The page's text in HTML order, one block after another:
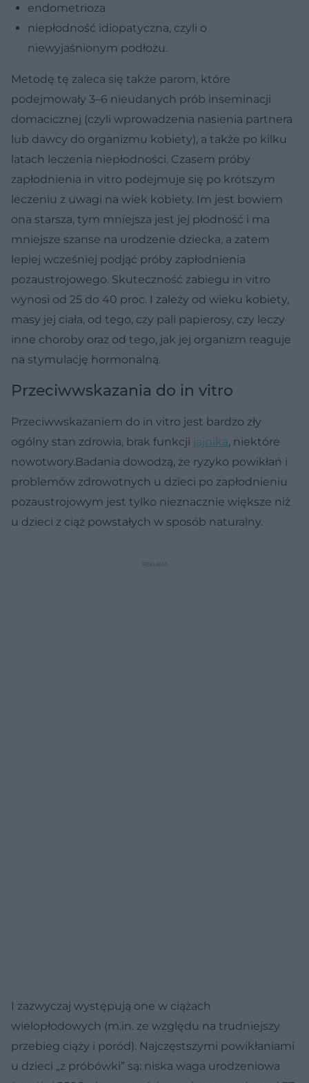
endometrioza
niepłodność idiopatyczna, czyli o
niewyjaśnionym podłożu.
Metodę tę zaleca się także parom, które
podejmowały 3–6 nieudanych prób inseminacji
domacicznej (czyli wprowadzenia nasienia partnera
lub dawcy do organizmu kobiety), a także po kilku
latach leczenia niepłodności. Czasem próby
zapłodnienia in vitro podejmuje się po krótszym
leczeniu z uwagi na wiek kobiety. Im jest bowiem
ona starsza, tym mniejsza jest jej płodność i ma
mniejsze szanse na urodzenie dziecka, a zatem
lepiej wcześniej podjąć próby zapłodnienia
pozaustrojowego. Skuteczność zabiegu in vitro
wynosi od 25 do 40 proc. I zależy od wieku kobiety,
masy jej ciała, od tego, czy pali papierosy, czy leczy
inne choroby oraz od tego, jak jej organizm reaguje
na stymulację hormonalną.
Przeciwwskazania do in vitro
Przeciwwskazaniem do in vitro jest bardzo zły
ogólny stan zdrowia, brak funkcji jajnika, niektóre
nowotwory.Badania dowodzą, że ryzyko powikłań i
problemów zdrowotnych u dzieci po zapłodnieniu
pozaustrojowym jest tylko nieznacznie większe niż
u dzieci z ciąż powstałych w sposób naturalny.
I zazwyczaj występują one w ciążach
wielopłodowych (m.in. ze względu na trudniejszy
przebieg ciąży i poród). Najczęstszymi powikłaniami
u dzieci „z próbówki” są: niska waga urodzeniowa